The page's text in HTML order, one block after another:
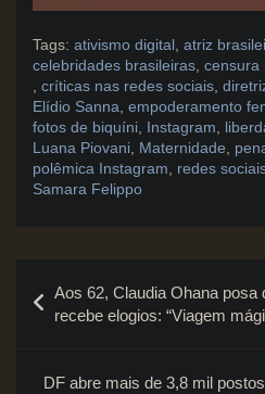
Tags: ativismo digital, atriz
celebridades brasileiras, censura
, críticas nas redes sociais,
Elídio Sanna, empoderamento
fotos de biquíni, Instagram,
Luana Piovani, Maternidade,
polêmica Instagram, redes
Samara Felippo
de
Aos 62, Claudia Ohana posa
recebe elogios: “Viagem
DF abre mais de 3,8 mil